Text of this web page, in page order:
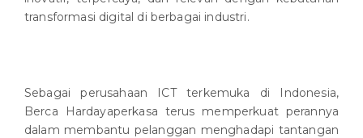
transformasi digital di berbagai industri.
Sebagai perusahaan ICT terkemuka di Indonesia,
Berca Hardayaperkasa terus memperkuat perannya
dalam membantu pelanggan menghadapi tantangan